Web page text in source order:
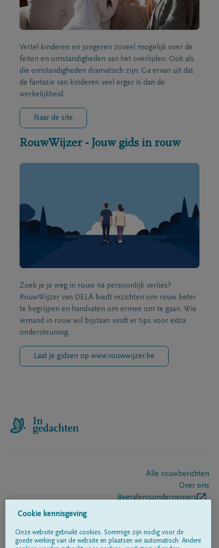
Vertel kinderen en jongeren zoveel mogelijk over de
feiten en omstandigheden van het overlijden. Ook als
die omstandigheden dramatisch zijn. Ga ervan uit dat
de fantasie van kinderen veel erger is dan de
werkelijkheid.
Naar de site
RouwWijzer - Jouw gids in rouw
Zoek je je weg in rouw na persoonlijk verlies?
RouwWijzer van DELA biedt inzichten om rouw beter
te begrijpen en handvaten om ermee om te gaan. Wie
iemand in rouw wil bijstaan vindt er tips voor extra
ondersteuning.
Laat je gidsen op www.rouwwijzer.be
Alle rouwberichten
Over ons
Begrafenisondernemers
Volg ons op
Cookie kennisgeving
Onze website gebruikt cookies. Sommige zijn nodig voor de
goede werking van de website en plaatsen we automatisch. Andere